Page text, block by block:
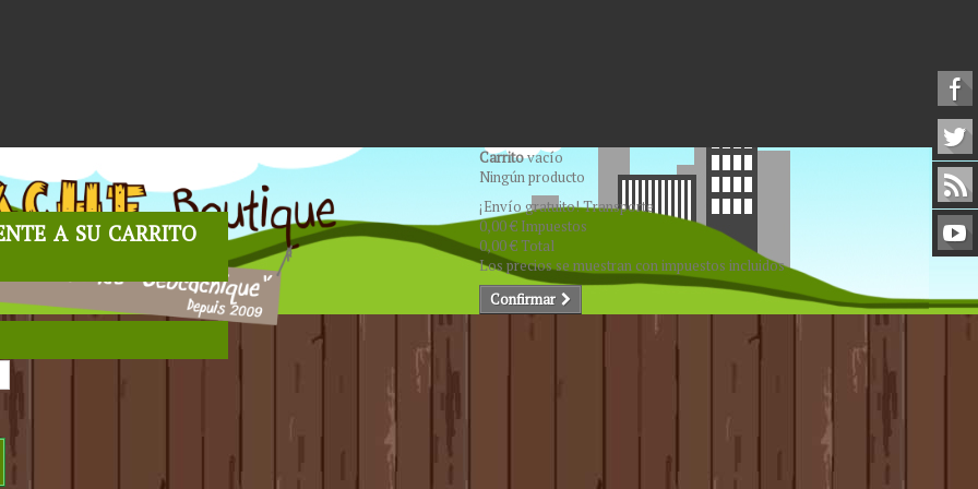
Carritovacío
Ningún producto
¡Envío gratuito!Transporte
0,00 € Impuestos
0,00 €Total
Los precios se muestran con impuestos incluidos
Confirmar
a su carrito